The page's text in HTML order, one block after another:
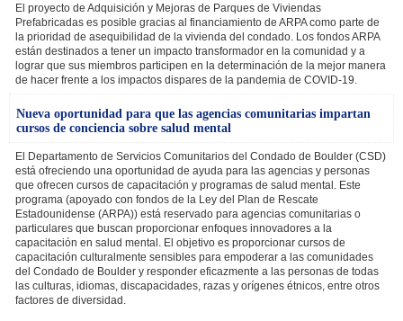
El proyecto de Adquisición y Mejoras de Parques de Viviendas
Prefabricadas es posible gracias al financiamiento de ARPA como parte de
la prioridad de asequibilidad de la vivienda del condado. Los fondos ARPA
están destinados a tener un impacto transformador en la comunidad y a
lograr que sus miembros participen en la determinación de la mejor manera
de hacer frente a los impactos dispares de la pandemia de COVID-19.
Nueva oportunidad para que las agencias comunitarias impartan
cursos de conciencia sobre salud mental
El Departamento de Servicios Comunitarios del Condado de Boulder (CSD)
está ofreciendo una oportunidad de ayuda para las agencias y personas
que ofrecen cursos de capacitación y programas de salud mental. Este
programa (apoyado con fondos de la Ley del Plan de Rescate
Estadounidense (ARPA)) está reservado para agencias comunitarias o
particulares que buscan proporcionar enfoques innovadores a la
capacitación en salud mental. El objetivo es proporcionar cursos de
capacitación culturalmente sensibles para empoderar a las comunidades
del Condado de Boulder y responder eficazmente a las personas de todas
las culturas, idiomas, discapacidades, razas y orígenes étnicos, entre otros
factores de diversidad.